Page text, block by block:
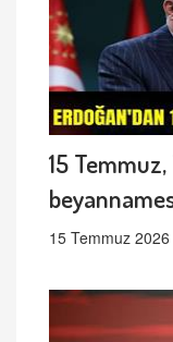
15
15 Temmuz